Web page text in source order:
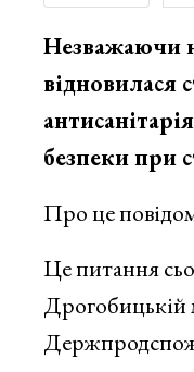
Незважаючи
відновилася
безпеки при
Про це
Це питання
Дрогобицькій